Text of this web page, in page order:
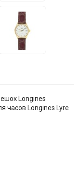
Longines
часов Longines Lyre